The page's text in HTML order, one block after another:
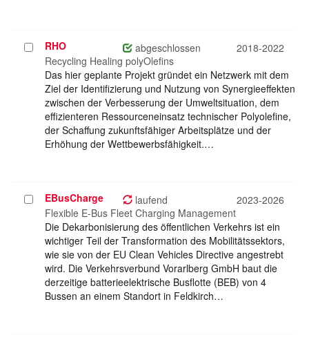
Projekt
auswählen
RHO abgeschlossen
2018-2022
Recycling Healing polyOlefins
Das hier geplante Projekt gründet ein Netzwerk mit dem
Ziel der Identifizierung und Nutzung von Synergieeffekten
zwischen der Verbesserung der Umweltsituation, dem
effizienteren Ressourceneinsatz technischer Polyolefine,
der Schaffung zukunftsfähiger Arbeitsplätze und der
Erhöhung der Wettbewerbsfähigkeit.…
Projekt
auswählen
EBusCharge laufend
2023-2026
Flexible E-Bus Fleet Charging Management
Die Dekarbonisierung des öffentlichen Verkehrs ist ein
wichtiger Teil der Transformation des Mobilitätssektors,
wie sie von der EU Clean Vehicles Directive angestrebt
wird. Die Verkehrsverbund Vorarlberg GmbH baut die
derzeitige batterieelektrische Busflotte (BEB) von 4
Bussen an einem Standort in Feldkirch…